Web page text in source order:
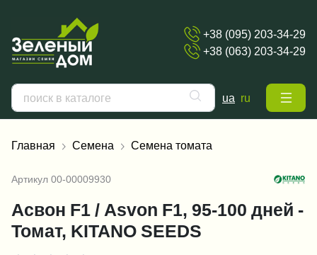
+38 (095) 203-34-29
+38 (063) 203-34-29
ua ru
Главная Семена Семена томата
Артикул 00-00009930
Асвон F1 / Asvon F1, 95-100 дней -
Томат, KITANO SEEDS